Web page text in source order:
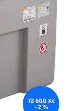
72 600 Kč
–2 %